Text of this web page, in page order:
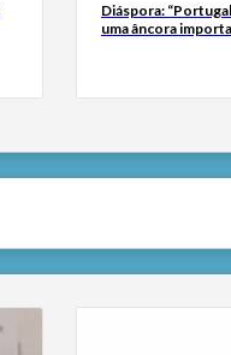
Diáspora:
uma âncora